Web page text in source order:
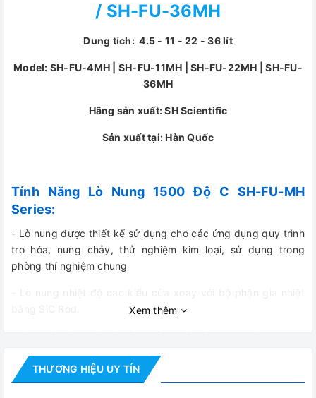
/ SH-FU-36MH
Dung tích: 4.5 - 11 - 22 - 36 lít
Model: SH-FU-4MH | SH-FU-11MH | SH-FU-22MH | SH-FU-
36MH
Hãng sản xuất: SH Scientific
Sản xuất tại: Hàn Quốc
Tính Năng Lò Nung 1500 Độ C SH-FU-MH
Series:
- Lò nung được thiết kế sử dụng cho các ứng dụng quy trình
tro hóa, nung chảy, thử nghiệm kim loại, sử dụng trong
phòng thí nghiệm chung
- Nhiệt độ chạy lý tưởng được khuyến nghị là dưới 1350 độ
C (24h chạy liên tục)
Xem thêm
THƯƠNG HIỆU UY TÍN